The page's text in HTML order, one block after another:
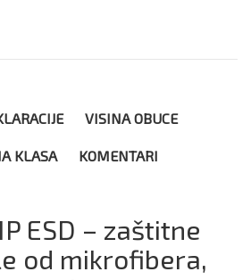
VISINA OBUCE
KLASA KOMENTARI
ESD – zaštitne
od mikrofibera,